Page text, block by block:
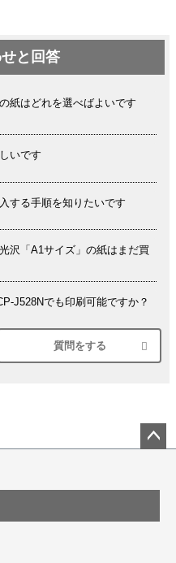
と回答
紙はどれを選べばよいです
いです
する手順を知りたいです
沢「A1サイズ」の紙はまだ買
J528Nでも印刷可能ですか？
30VAで印刷するときの設定
の商品はありますか
タイプはありますか？
適した紙はありますか？
質問をする
ップ